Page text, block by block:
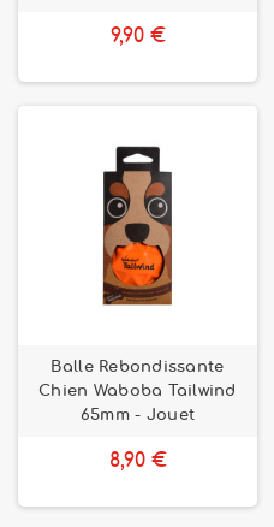
9,90 €
Balle Rebondissante
Chien Waboba Tailwind
65mm - Jouet
8,90 €